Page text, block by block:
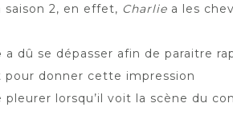
2, en effet, Charlie a les
a dû se dépasser afin de paraitre
donner cette impression
pleurer lorsqu’il voit la scène du